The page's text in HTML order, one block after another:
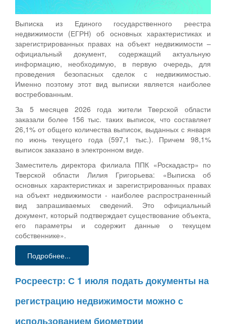
Выписка из Единого государственного реестра
недвижимости (ЕГРН) об основных характеристиках и
зарегистрированных правах на объект недвижимости –
официальный документ, содержащий актуальную
информацию, необходимую, в первую очередь, для
проведения безопасных сделок с недвижимостью.
Именно поэтому этот вид выписки является наиболее
востребованным.
За 5 месяцев 2026 года жители Тверской области
заказали более 156 тыс. таких выписок, что составляет
26,1% от общего количества выписок, выданных с января
по июнь текущего года (597,1 тыс.). Причем 98,1%
выписок заказано в электронном виде.
Заместитель директора филиала ППК «Роскадастр» по
Тверской области Лилия Григорьева: «Выписка об
основных характеристиках и зарегистрированных правах
на объект недвижимости - наиболее распространенный
вид запрашиваемых сведений. Это официальный
документ, который подтверждает существование объекта,
его параметры и содержит данные о текущем
собственнике».
Подробнее...
Росреестр: С 1 июля подать документы на
регистрацию недвижимости можно с
использованием биометрии